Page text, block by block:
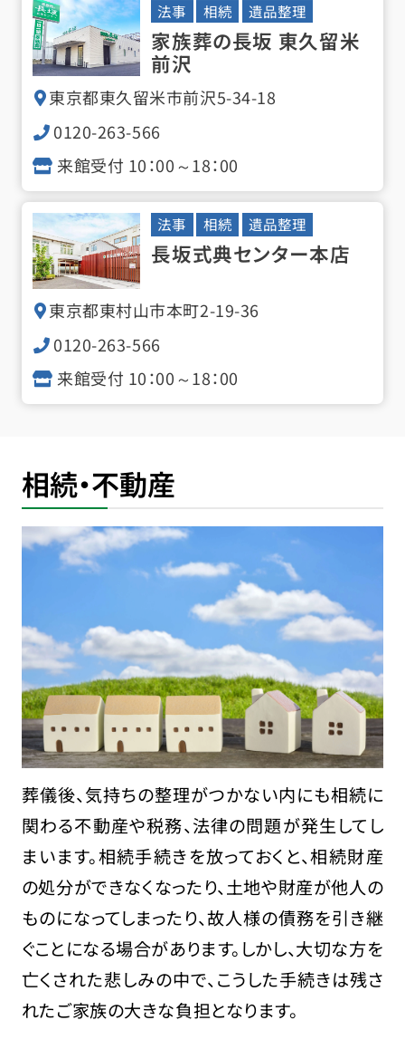
法事 相続 遺品整理
家族葬の長坂 東久留米
前沢
東京都東久留米市前沢5-34-18
0120-263-566
来館受付 10：00～18：00
法事 相続 遺品整理
長坂式典センター本店
東京都東村山市本町2-19-36
0120-263-566
来館受付 10：00～18：00
相続・不動産
葬儀後、気持ちの整理がつかない内にも相続に
関わる不動産や税務、法律の問題が発生してし
まいます。相続手続きを放っておくと、相続財産
の処分ができなくなったり、土地や財産が他人の
ものになってしまったり、故人様の債務を引き継
ぐことになる場合があります。しかし、大切な方を
亡くされた悲しみの中で、こうした手続きは残さ
れたご家族の大きな負担となります。